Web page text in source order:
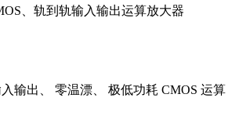
、轨到轨输入输出运算放大器
输出、 零温漂、 极低功耗 CMOS 运算